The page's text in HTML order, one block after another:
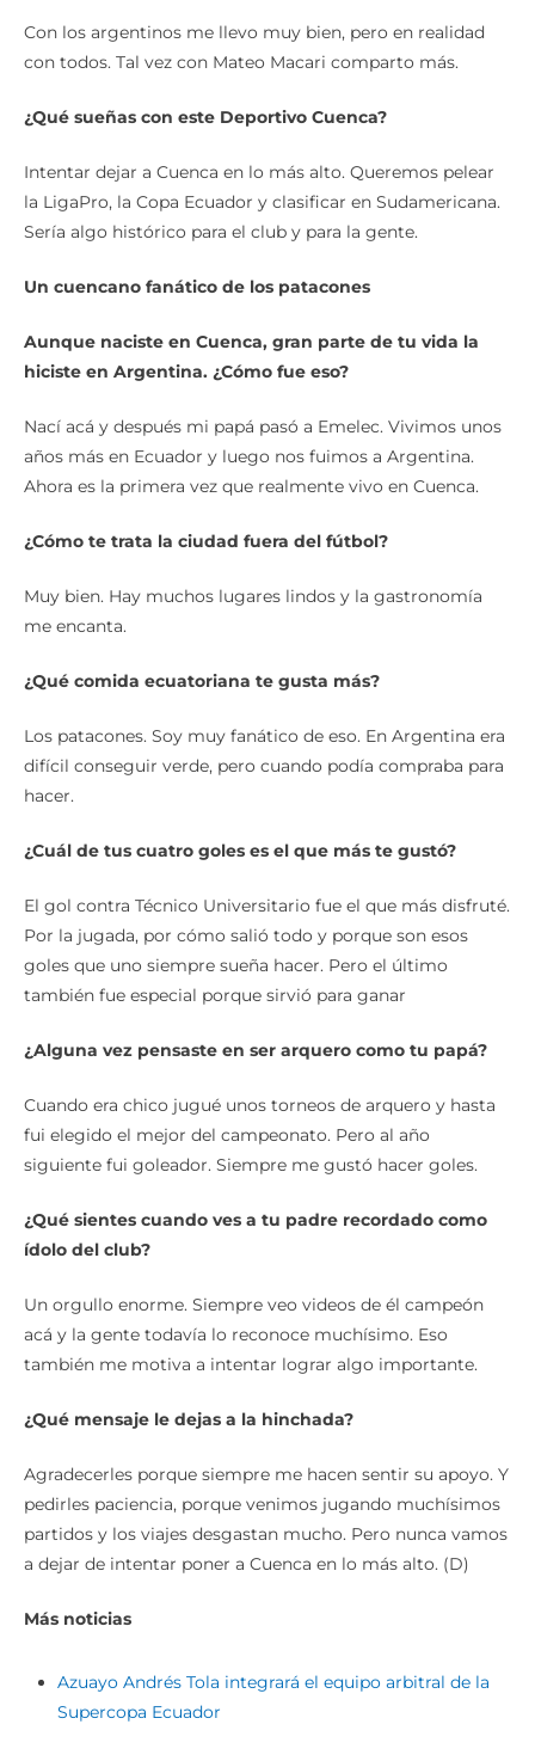
Con los argentinos me llevo muy bien, pero en realidad
con todos. Tal vez con Mateo Macari comparto más.
¿Qué sueñas con este Deportivo Cuenca?
Intentar dejar a Cuenca en lo más alto. Queremos pelear
la LigaPro, la Copa Ecuador y clasificar en Sudamericana.
Sería algo histórico para el club y para la gente.
Un cuencano fanático de los patacones
Aunque naciste en Cuenca, gran parte de tu vida la
hiciste en Argentina. ¿Cómo fue eso?
Nací acá y después mi papá pasó a Emelec. Vivimos unos
años más en Ecuador y luego nos fuimos a Argentina.
Ahora es la primera vez que realmente vivo en Cuenca.
¿Cómo te trata la ciudad fuera del fútbol?
Muy bien. Hay muchos lugares lindos y la gastronomía
me encanta.
¿Qué comida ecuatoriana te gusta más?
Los patacones. Soy muy fanático de eso. En Argentina era
difícil conseguir verde, pero cuando podía compraba para
hacer.
¿Cuál de tus cuatro goles es el que más te gustó?
El gol contra Técnico Universitario fue el que más disfruté.
Por la jugada, por cómo salió todo y porque son esos
goles que uno siempre sueña hacer. Pero el último
también fue especial porque sirvió para ganar
¿Alguna vez pensaste en ser arquero como tu papá?
Cuando era chico jugué unos torneos de arquero y hasta
fui elegido el mejor del campeonato. Pero al año
siguiente fui goleador. Siempre me gustó hacer goles.
¿Qué sientes cuando ves a tu padre recordado como
ídolo del club?
Un orgullo enorme. Siempre veo videos de él campeón
acá y la gente todavía lo reconoce muchísimo. Eso
también me motiva a intentar lograr algo importante.
¿Qué mensaje le dejas a la hinchada?
Agradecerles porque siempre me hacen sentir su apoyo. Y
pedirles paciencia, porque venimos jugando muchísimos
partidos y los viajes desgastan mucho. Pero nunca vamos
a dejar de intentar poner a Cuenca en lo más alto. (D)
Más noticias
Azuayo Andrés Tola integrará el equipo arbitral de la
Supercopa Ecuador